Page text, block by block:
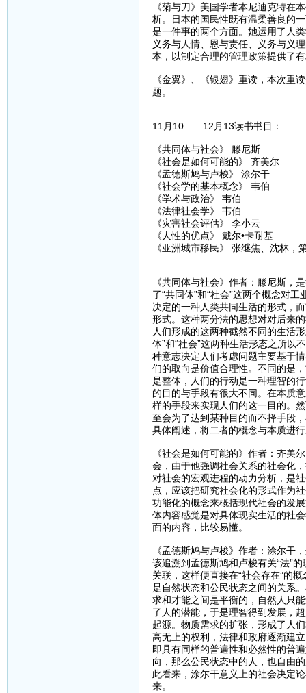
《菊与刀》美国学者本尼迪克特在
析。日本的国民性既有温柔善良的
是一件事的两个方面。她运用了人
义务与人情、恩与责任、义务与义
本，以制定合理的管理政策提供了
《金翼》、《银翅》重读，本次重
题。
11月10——12月13读书书目：
《共同体与社会》 滕尼斯
《社会是如何可能的》 齐美尔
《孟德斯鸠与卢梭》 涂尔干
《社会学的基本概念》 韦伯
《学术与政治》 韦伯
《法律社会学》 韦伯
《灾害社会评估》 李小云
《人性的优点》 戴尔•卡耐基
《亚洲城市移民》 张继焦、沈林，
《共同体与社会》作者：滕尼斯，
了“共同体”和“社会”这两个概念对
决定的一种人类共同生活的形式，
形式。这种两分法的思想对对后来
人们形成的这两种截然不同的生活
体”和“社会”这两种生活形态之所以
种意志决定人们考虑问题主要基于
们的取向是价值合理性。不同的是
是整体，人们的行动是一种理智的
的目的与手段有很大不同。在本质
样的手段来实现人们的这一目的。
至会为了达到某种目的而不择手段
具体阐述，将二者的概念与本质进
《社会是如何可能的》作者：齐美
会，由于他强调社会关系的社会化
对社会的宏观进程的动力分析，是
点，应该把研究社会化的形式作为
功能化的概念来概括现代社会的发
体内容感觉是对具体现实生活的社
面的内容，比较易懂。
《孟德斯鸠与卢梭》作者：涂尔干
该追溯到孟德斯鸠和卢梭有关“法”
关联，这样便直接在“社会存在”的
是自然状态和公民状态之间的关系
求和才能之间是平衡的，自然人只
了人的潜能，于是理智得到发展，
起源。物质需求的扩张，形成了人
高无上的权利，法律和政府逐渐建
即具有同样的普遍性和必然性的普
向，那么公民状态中的人，也自由
此看来，涂尔干意义上的社会决定
来。